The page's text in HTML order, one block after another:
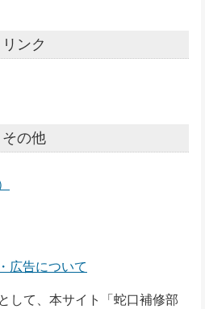
リンク
その他
広告について
して、本サイト「蛇口補修部